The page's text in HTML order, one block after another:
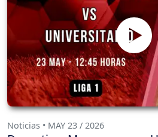
Noticias • MAY 23 / 2026